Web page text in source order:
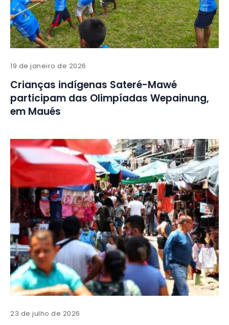
19 de janeiro de 2026
Crianças indígenas Sateré-Mawé
participam das Olimpíadas Wepainung,
em Maués
23 de julho de 2026